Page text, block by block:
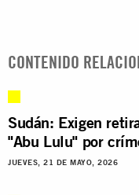
CONTENIDO
Sudán: Exigen
"Abu Lulu" por
JUEVES, 21 DE MAYO, 2026